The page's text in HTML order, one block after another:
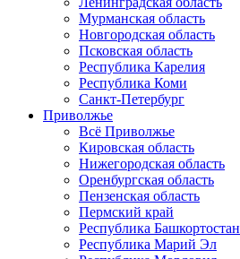
Мурманская область
Новгородская область
Псковская область
Республика Карелия
Республика Коми
Санкт-Петербург
Приволжье
Всё Приволжье
Кировская область
Нижегородская область
Оренбургская область
Пензенская область
Пермский край
Республика Башкортостан
Республика Марий Эл